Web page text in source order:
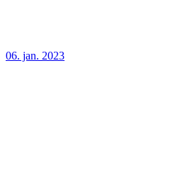
06. jan. 2023